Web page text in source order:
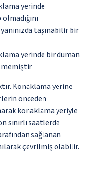
yerinde
taşınabilir bir
yerinde bir duman
Konaklama yerine
önceden
konaklama yeriyle
sınırlı saatlerde
sağlanan
çevrilmiş olabilir.